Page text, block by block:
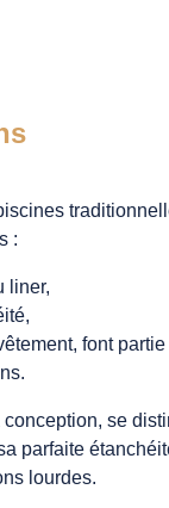
:
liner,
font
se
parfaite
lourdes.